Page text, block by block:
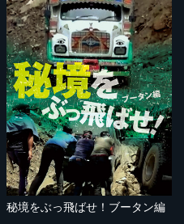
秘境をぶっ飛ばせ！ブータン編